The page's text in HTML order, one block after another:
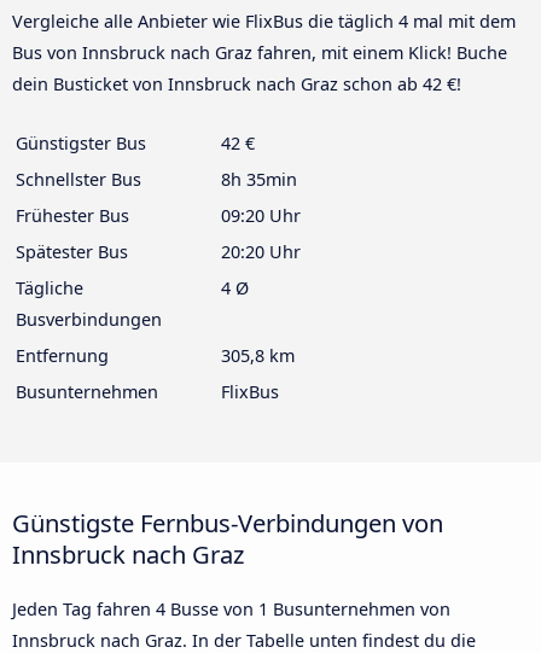
Vergleiche alle Anbieter wie FlixBus die täglich 4 mal mit dem
Bus von Innsbruck nach Graz fahren, mit einem Klick! Buche
dein Busticket von Innsbruck nach Graz schon ab 42 €!
Günstigster Bus
42 €
Schnellster Bus
8h 35min
Frühester Bus
09:20 Uhr
Spätester Bus
20:20 Uhr
Tägliche
Busverbindungen
4 Ø
Entfernung
305,8 km
Busunternehmen
FlixBus
Günstigste Fernbus-Verbindungen von
Innsbruck nach Graz
Jeden Tag fahren 4 Busse von 1 Busunternehmen von
Innsbruck nach Graz. In der Tabelle unten findest du die